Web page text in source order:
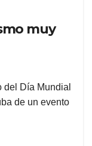
muy
del Día Mundial
de un evento